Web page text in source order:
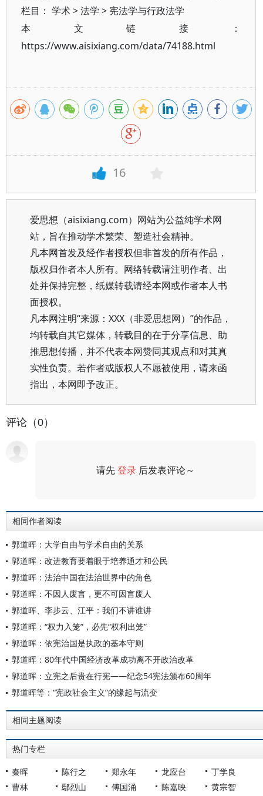
栏目： 学术>法学 > 宪法学与行政法学
本文链接：
https://www.aisixiang.com/data/74188.html
16
爱思想（aisixiang.com）网站为公益纯学术网
站，旨在推动学术繁荣、塑造社会精神。
凡本网首发及经作者授权但非首发的所有作品，
版权归作者本人所有。网络转载请注明作者、出
处并保持完整，纸媒转载请经本网或作者本人书
面授权。
凡本网注明“来源：XXX（非爱思想网）”的作品，
均转载自其它媒体，转载目的在于分享信息、助
推思想传播，并不代表本网赞同其观点和对其真
实性负责。若作者或版权人不愿被使用，请来函
指出，本网即予改正。
评论（0）
请先登录 后发表评论～
相同作者阅读
郭道晖：大学自由与学术自由的关系
郭道晖：改进教育要着眼于培养通才和公民
郭道晖：法治中国在法治世界中的角色
郭道晖：不因人废言，更不可因言废人
郭道晖、李步云、江平：我们不讲谁讲
郭道晖：“权力入笼”，必先“权利出笼”
郭道晖：依宪治国是执政的基本守则
郭道晖：80年代中国经济改革成功离不开政治改革
郭道晖：立宪之后贵在行宪——纪念54宪法颁布60周年
郭道晖等：“宪政社会主义”的缘起与流变
相同主题阅读
热门专栏
秦晖 陈行之 郑永年 龙应台
丁学良
曹林
鄢烈山 傅国涌 陈嘉映 黄宗智